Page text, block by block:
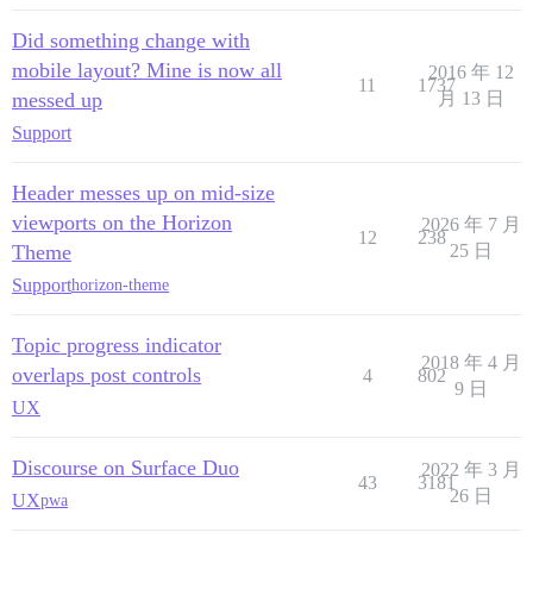
Did something change with
mobile layout? Mine is now all
messed up
Support
11 1737
2016 年 12
月 13 日
Header messes up on mid-size
viewports on the Horizon
Theme
Supporthorizon-theme
12 238
2026 年 7 月
25 日
Topic progress indicator
overlaps post controls
UX
4 802
2018 年 4 月
9 日
Discourse on Surface Duo
UXpwa
43 3181
2022 年 3 月
26 日